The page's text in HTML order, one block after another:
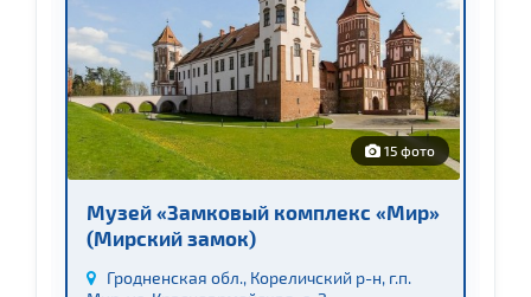
15 фото
Музей «Замковый комплекс «Мир»
(Мирский замок)
Гродненская обл., Кореличский р-н, г.п.